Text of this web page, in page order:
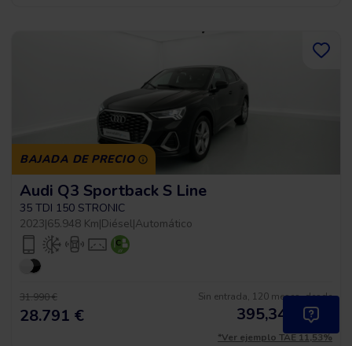
BAJADA DE PRECIO
Audi Q3 Sportback S Line
35 TDI 150 STRONIC
2023|65.948 Km|Diésel|Automático
31.990 €
28.791 €
Sin entrada, 120 meses, desde
395,34 /mes
*Ver ejemplo TAE 11,53%